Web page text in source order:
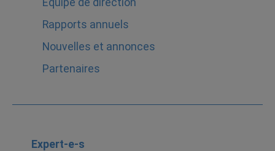
Équipe de direction
Rapports annuels
Nouvelles et annonces
Partenaires
Expert-e-s